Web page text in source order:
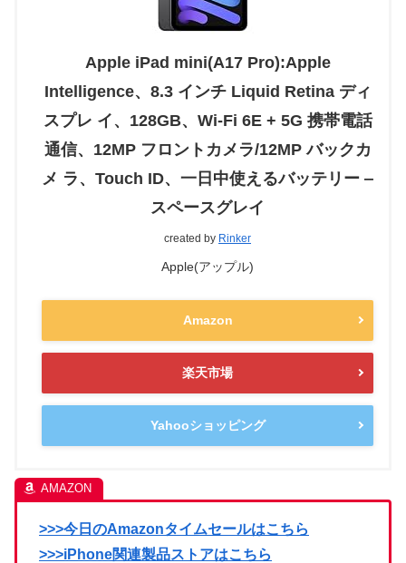
Apple iPad mini(A17 Pro):Apple
Intelligence、8.3 インチ Liquid Retina ディ
スプレ イ、128GB、Wi-Fi 6E + 5G 携帯電話
通信、12MP フロントカメラ/12MP バックカ
メ ラ、Touch ID、一日中使えるバッテリー ‒
スペースグレイ
created by Rinker
Apple(アップル)
Amazon
楽天市場
Yahooショッピング
>>>今日のAmazonタイムセールはこちら
>>>iPhone関連製品ストアはこちら